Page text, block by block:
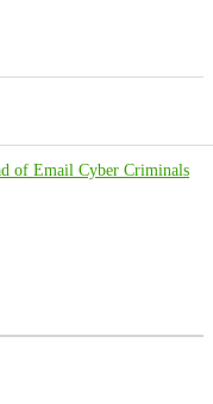
of Email Cyber Criminals